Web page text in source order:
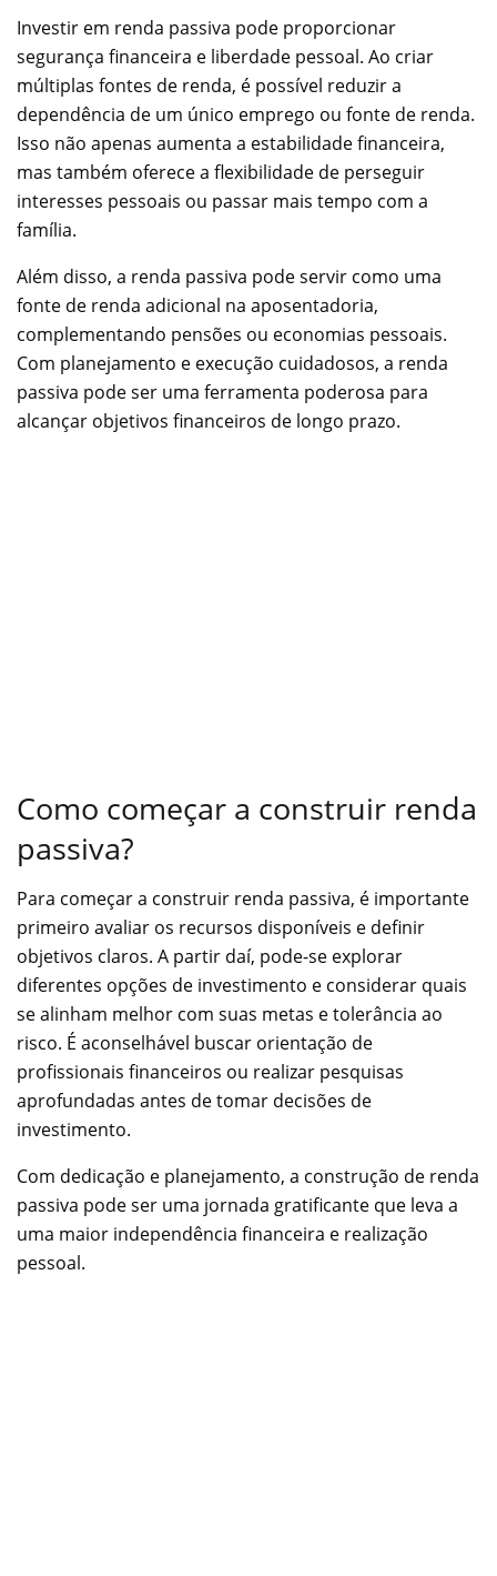
Investir em renda passiva pode proporcionar
segurança financeira e liberdade pessoal. Ao criar
múltiplas fontes de renda, é possível reduzir a
dependência de um único emprego ou fonte de renda.
Isso não apenas aumenta a estabilidade financeira,
mas também oferece a flexibilidade de perseguir
interesses pessoais ou passar mais tempo com a
família.
Além disso, a renda passiva pode servir como uma
fonte de renda adicional na aposentadoria,
complementando pensões ou economias pessoais.
Com planejamento e execução cuidadosos, a renda
passiva pode ser uma ferramenta poderosa para
alcançar objetivos financeiros de longo prazo.
Como começar a construir renda
passiva?
Para começar a construir renda passiva, é importante
primeiro avaliar os recursos disponíveis e definir
objetivos claros. A partir daí, pode-se explorar
diferentes opções de investimento e considerar quais
se alinham melhor com suas metas e tolerância ao
risco. É aconselhável buscar orientação de
profissionais financeiros ou realizar pesquisas
aprofundadas antes de tomar decisões de
investimento.
Com dedicação e planejamento, a construção de renda
passiva pode ser uma jornada gratificante que leva a
uma maior independência financeira e realização
pessoal.